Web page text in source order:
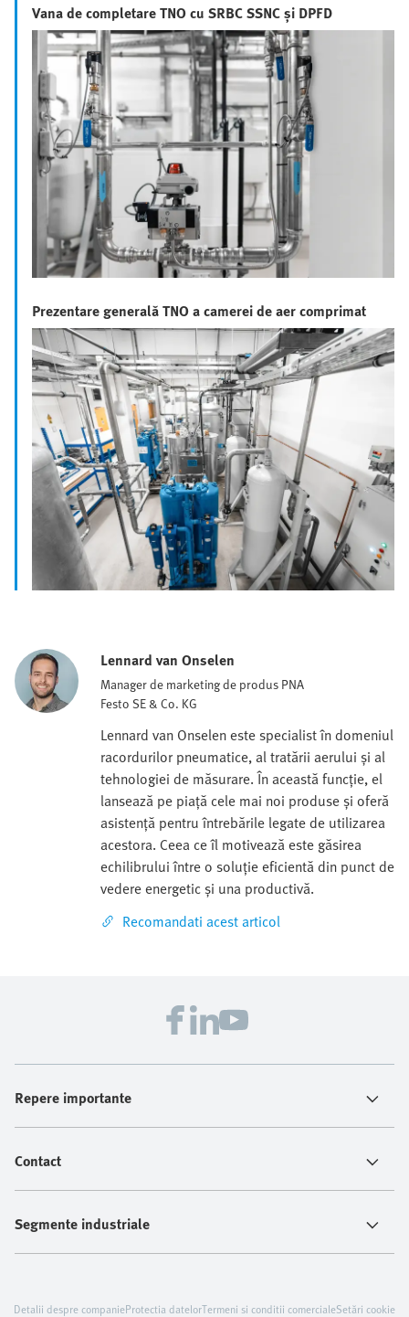
Vana de completare TNO cu SRBC SSNC și DPFD
Prezentare generală TNO a camerei de aer comprimat
Lennard van Onselen
Manager de marketing de produs PNA
Festo SE & Co. KG
Lennard van Onselen este specialist în domeniul
racordurilor pneumatice, al tratării aerului și al
tehnologiei de măsurare. În această funcție, el
lansează pe piață cele mai noi produse și oferă
asistență pentru întrebările legate de utilizarea
acestora. Ceea ce îl motivează este găsirea
echilibrului între o soluție eficientă din punct de
vedere energetic și una productivă.
Recomandati acest articol
Repere importante
Contact
Segmente industriale
Detalii despre companieProtectia datelorTermeni si conditii comercialeSetări cookie